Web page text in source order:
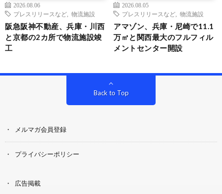
2026.08.06
プレスリリースなど
物流施設
阪急阪神不動産、兵庫・川西
と京都の2カ所で物流施設竣
工
2026.08.05
プレスリリースなど
物流施設
アマゾン、兵庫・尼崎で11.1
万㎡と関西最大のフルフィル
メントセンター開設
Back to Top
メルマガ会員登録
プライバシーポリシー
広告掲載